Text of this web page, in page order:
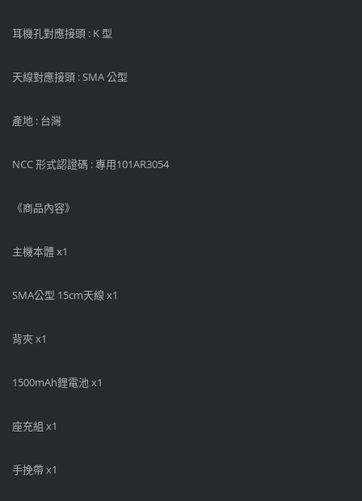
耳機孔對應接頭 : K 型
天線對應接頭 : SMA 公型
產地 : 台灣
NCC 形式認證碼 : 專用101AR3054
《商品內容》
主機本體 x1
SMA公型 15cm天線 x1
背夾 x1
1500mAh鋰電池 x1
座充組 x1
手挽帶 x1